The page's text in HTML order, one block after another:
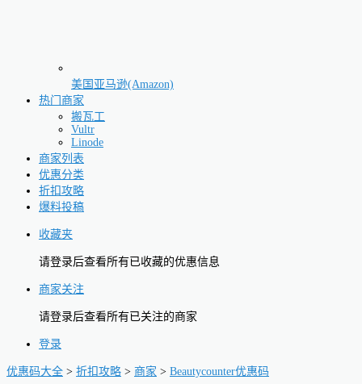
美国亚马逊(Amazon)
热门商家
搬瓦工
Vultr
Linode
商家列表
优惠分类
折扣攻略
爆料投稿
收藏夹
请登录后查看所有已收藏的优惠信息
商家关注
请登录后查看所有已关注的商家
登录
优惠码大全 > 折扣攻略 > 商家 > Beautycounter优惠码